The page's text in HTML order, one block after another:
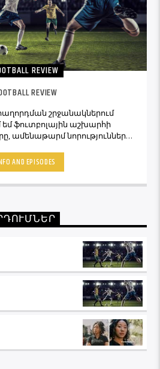
REVIEW
REVIEW
հաղորդման շրջանակներում
եմ ֆուտբոլային աշխարհի
ամենաթարմ նորությունները,
Լավագույնի եթերին եւ
միջոցով մշտապես
աշխարհի կիզակետում։
AND EPISODES